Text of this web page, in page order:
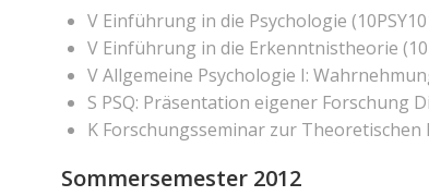
V Einführung in die Psychologie
V Einführung in die Erkenntnistheorie
V Allgemeine Psychologie I:
S PSQ: Präsentation eigener Forschung
K Forschungsseminar zur Theoretischen
Sommersemester 2012